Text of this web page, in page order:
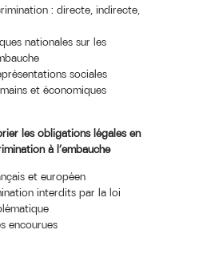
: directe, indirecte,
nationales sur les
sociales
et économiques
les obligations légales en
à l’embauche
et européen
interdits par la loi
encourues